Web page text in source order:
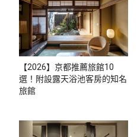
【2026】京都推薦旅館10
選！附設露天浴池客房的知名
旅館